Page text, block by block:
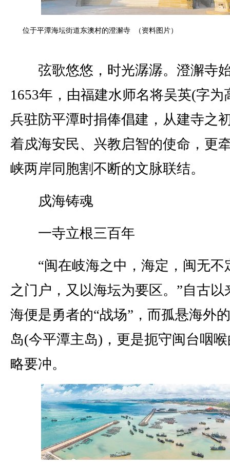
位于平潭海坛街道东澳村的澄澥寺 （资料图片）
弦歌悠悠，时光潺潺。澄澥寺
1653年，由福建水师名将吴英(字为
兵驻防平潭时捐俸倡建，从建寺之
着戍海安民、兴教启智的使命，更
峡两岸同胞割不断的文脉联结。
戍海铸魂
一寺立根三百年
“闽在岐海之中，海定，闽无不
之门户，又以海坛为要区。”自古以
海便是勇者的“战场”，而孤悬海外
岛(今平潭主岛)，更是扼守闽台咽
略要冲。